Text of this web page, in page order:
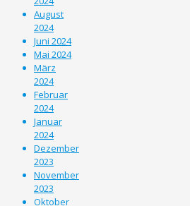
August
2024
Juni 2024
Mai 2024
März
2024
Februar
2024
Januar
2024
Dezember
2023
November
2023
Oktober